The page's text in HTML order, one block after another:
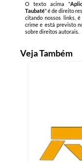
O texto acima "
Taubaté" é de direito
citando nossos links,
crime e está previsto
sobre direitos autorais
Veja Também